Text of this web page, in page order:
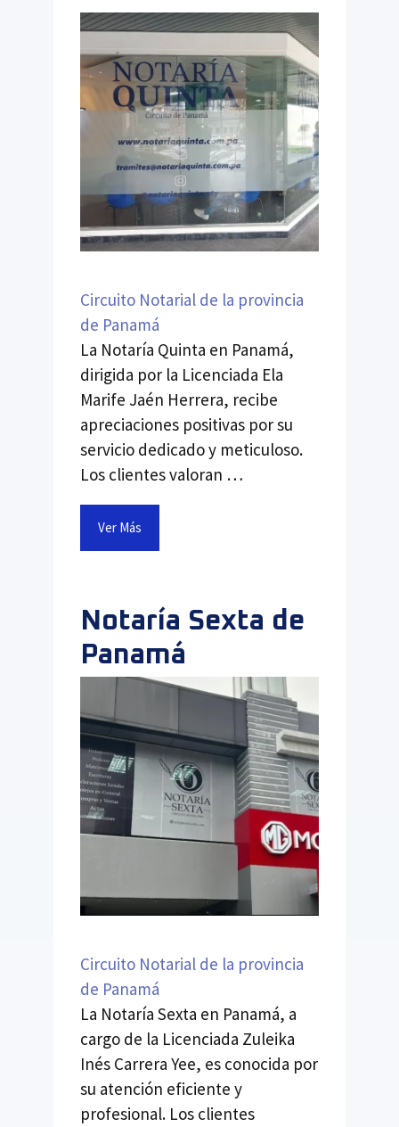
Circuito Notarial de la provincia
de Panamá
La Notaría Quinta en Panamá,
dirigida por la Licenciada Ela
Marife Jaén Herrera, recibe
apreciaciones positivas por su
servicio dedicado y meticuloso.
Los clientes valoran …
Ver Más
Notaría Sexta de
Panamá
Circuito Notarial de la provincia
de Panamá
La Notaría Sexta en Panamá, a
cargo de la Licenciada Zuleika
Inés Carrera Yee, es conocida por
su atención eficiente y
profesional. Los clientes